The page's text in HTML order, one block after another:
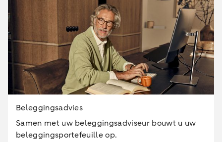
Beleggingsadvies
Samen met uw beleggingsadviseur bouwt u uw
beleggingsportefeuille op.